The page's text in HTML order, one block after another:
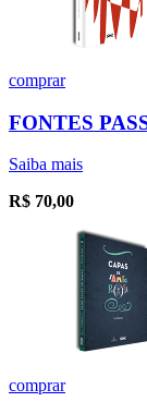
comprar
FONTES
Saiba mais
R$ 70,00
comprar